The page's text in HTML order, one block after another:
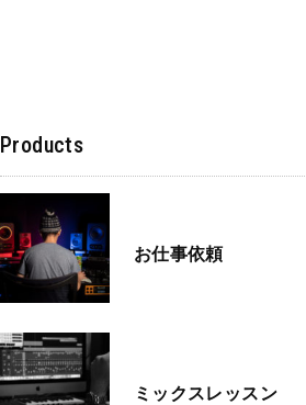
Products
お仕事依頼
ミックスレッスン